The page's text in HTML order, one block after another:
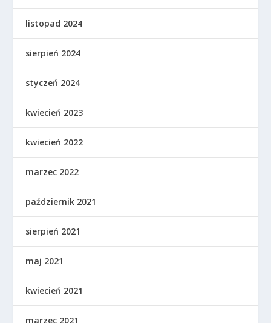
listopad 2024
sierpień 2024
styczeń 2024
kwiecień 2023
kwiecień 2022
marzec 2022
październik 2021
sierpień 2021
maj 2021
kwiecień 2021
marzec 2021